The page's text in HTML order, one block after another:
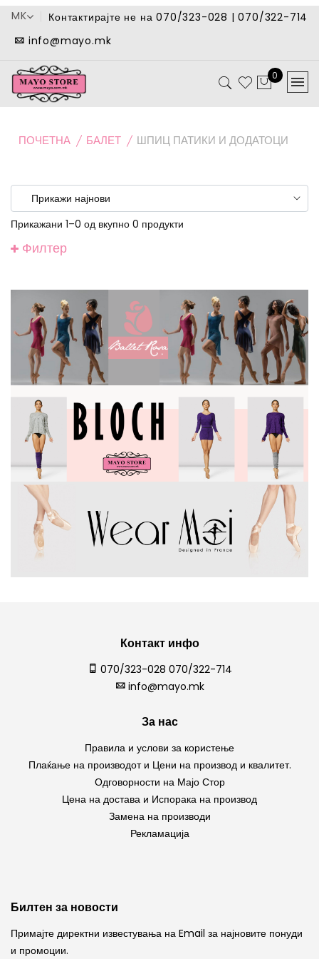
MK
Контактирајте не на 070/323-028 | 070/322-714
info@mayo.mk
0
ПОЧЕТНА БАЛЕТ ШПИЦ ПАТИКИ И ДОДАТОЦИ
Прикажани 1–0 од вкупно 0 продукти
Филтер
Контакт инфо
070/323-028 070/322-714
info@mayo.mk
За нас
Правила и услови за користење
Плаќање на производот и Цени на производ и квалитет.
Одговорности на Мајо Стор
Цена на достава и Испорака на производ
Замена на производи
Рекламација
Билтен за новости
Примајте директни известувања на Email за најновите понуди
и промоции.